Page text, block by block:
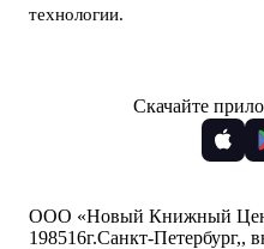
технологии.
Скачайте
ООО «Новый Книжный
198516г.Санкт-Петербург,,